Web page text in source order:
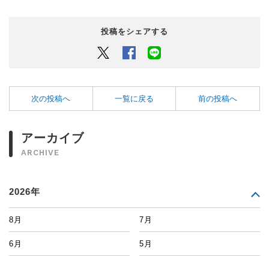
投稿をシェアする
Twitter Facebook
次の投稿へ 一覧に戻る 前の投稿へ
アーカイブ
ARCHIVE
2026年
8月 7月
6月 5月